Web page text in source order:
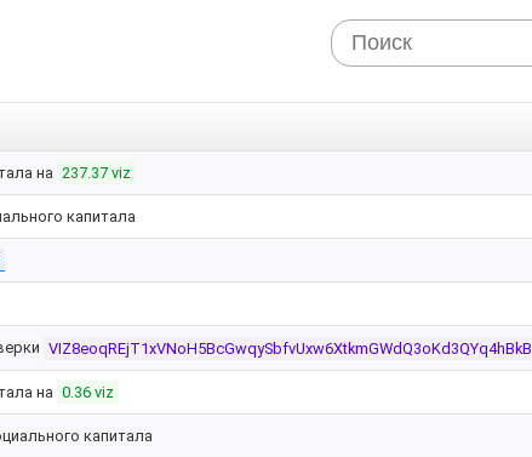
на 237.37 viz
капитала
VIZ8eoqREjT1xVNoH5BcGwqySbfvUxw6XtkmGWdQ3oKd3QYq4hBkB
на 0.36 viz
капитала